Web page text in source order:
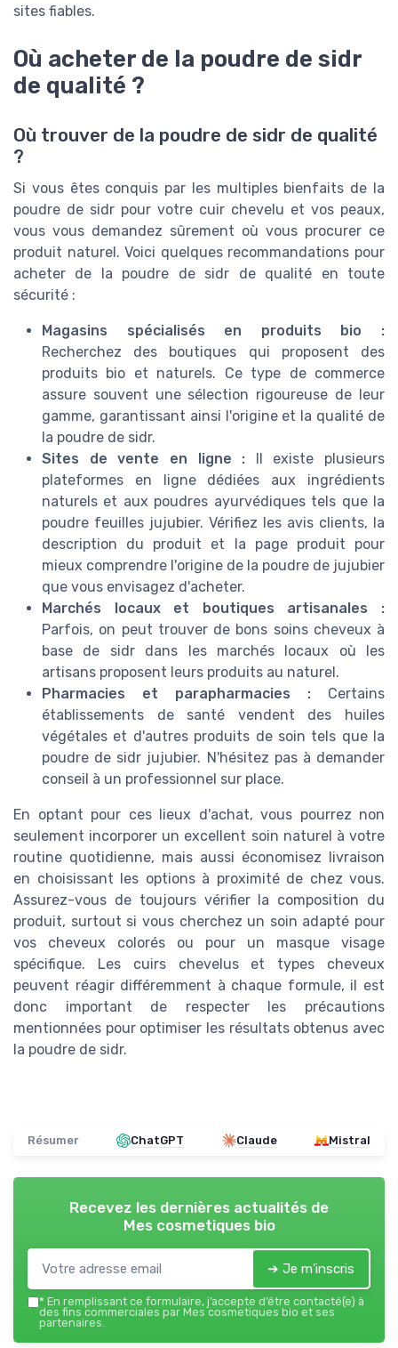
sites fiables.
Où acheter de la poudre de sidr
de qualité ?
Où trouver de la poudre de sidr de qualité
?
Si vous êtes conquis par les multiples bienfaits de la
poudre de sidr pour votre cuir chevelu et vos peaux,
vous vous demandez sûrement où vous procurer ce
produit naturel. Voici quelques recommandations pour
acheter de la poudre de sidr de qualité en toute
sécurité :
Magasins spécialisés en produits bio :
Recherchez des boutiques qui proposent des
produits bio et naturels. Ce type de commerce
assure souvent une sélection rigoureuse de leur
gamme, garantissant ainsi l'origine et la qualité de
la poudre de sidr.
Sites de vente en ligne : Il existe plusieurs
plateformes en ligne dédiées aux ingrédients
naturels et aux poudres ayurvédiques tels que la
poudre feuilles jujubier. Vérifiez les avis clients, la
description du produit et la page produit pour
mieux comprendre l'origine de la poudre de jujubier
que vous envisagez d'acheter.
Marchés locaux et boutiques artisanales :
Parfois, on peut trouver de bons soins cheveux à
base de sidr dans les marchés locaux où les
artisans proposent leurs produits au naturel.
Pharmacies et parapharmacies : Certains
établissements de santé vendent des huiles
végétales et d'autres produits de soin tels que la
poudre de sidr jujubier. N'hésitez pas à demander
conseil à un professionnel sur place.
En optant pour ces lieux d'achat, vous pourrez non
seulement incorporer un excellent soin naturel à votre
routine quotidienne, mais aussi économisez livraison
en choisissant les options à proximité de chez vous.
Assurez-vous de toujours vérifier la composition du
produit, surtout si vous cherchez un soin adapté pour
vos cheveux colorés ou pour un masque visage
spécifique. Les cuirs chevelus et types cheveux
peuvent réagir différemment à chaque formule, il est
donc important de respecter les précautions
mentionnées pour optimiser les résultats obtenus avec
la poudre de sidr.
Résumer ChatGPT Claude Mistral
Recevez les dernières actualités de
Mes cosmetiques bio
➔ Je m'inscris
* En remplissant ce formulaire, j’accepte d’être contacté(e) à
des fins commerciales par Mes cosmetiques bio et ses
partenaires.